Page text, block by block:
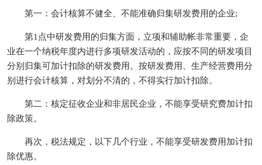
第一：会计核算不健全、不能准确归集研发费用的企业;
第1点中研发费用的归集方面，立项和辅助帐非常重要，企
业在一个纳税年度内进行多项研发活动的，应按不同的研发项目
分别归集可加计扣除的研发费用。按研发费用、生产经营费用分
别进行会计核算，对划分不清的，不得实行加计扣除。
第二：核定征收企业和非居民企业，不能享受研究费加计扣
除政策。
再次，税法规定，以下几个行业，不能享受研发费用加计扣
除优惠。